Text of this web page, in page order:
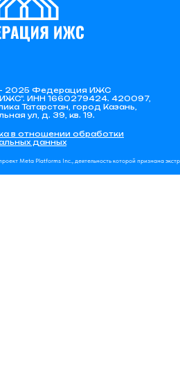
2025 Федерация ИЖС
ИНН 1660279424. 420097,
Татарстан, город Казань,
ул, д. 39, кв. 19.
в отношении обработки
данных
Meta Platforms Inc., деятельность которой признана